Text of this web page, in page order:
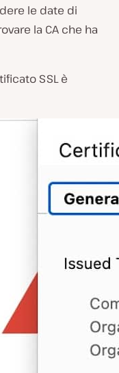
le date di
la CA che ha
SSL è